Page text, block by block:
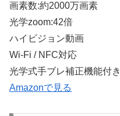
画素数:約2000万画素
光学zoom:42倍
ハイビジョン動画
Wi-Fi / NFC対応
光学式手ブレ補正機能付き
Amazonで見る